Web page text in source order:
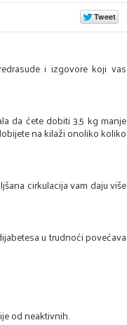
i izgovore koji vas
da ćete dobiti 3,5 kg manje
na kilaži onoliko koliko
cirkulacija vam daju više
u trudnoći povećava
od neaktivnih.